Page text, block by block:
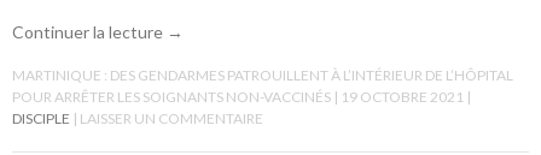
Continuer la lecture →
MARTINIQUE : DES GENDARMES PATROUILLENT À L’INTÉRIEUR DE L’HÔPITAL
POUR ARRÊTER LES SOIGNANTS NON-VACCINÉS
19 OCTOBRE 2021
DISCIPLE
LAISSER UN COMMENTAIRE